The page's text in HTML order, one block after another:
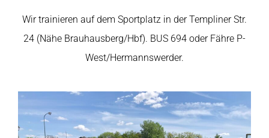
Wir trainieren auf dem Sportplatz in der Templiner Str.
24 (Nähe Brauhausberg/Hbf). BUS 694 oder Fähre P-
West/Hermannswerder.